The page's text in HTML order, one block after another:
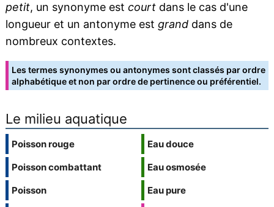
petit, un synonyme est courtdans le cas d'une
longueur et un antonyme est granddans de
nombreux contextes.
Les termes synonymes ou antonymes sont classés par ordre
alphabétique et non par ordre de pertinence ou préférentiel.
Le milieu aquatique
Poisson rouge
Poisson combattant
Poisson
Eau douce
Eau osmosée
Eau pure